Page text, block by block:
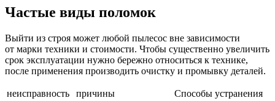
Частые виды поломок
Выйти из строя может любой пылесос вне зависимости
от марки техники и стоимости. Чтобы существенно увеличить
срок эксплуатации нужно бережно относиться к технике,
после применения производить очистку и промывку деталей.
неисправность причины Способы устранения